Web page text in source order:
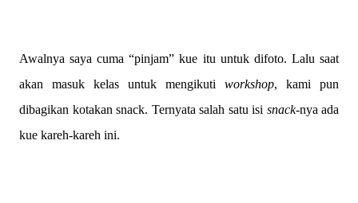
Awalnya saya cuma “pinjam” kue itu untuk difoto. Lalu saat
akan masuk kelas untuk mengikuti workshop, kami pun
dibagikan kotakan snack. Ternyata salah satu isi snack-nya ada
kue kareh-kareh ini.